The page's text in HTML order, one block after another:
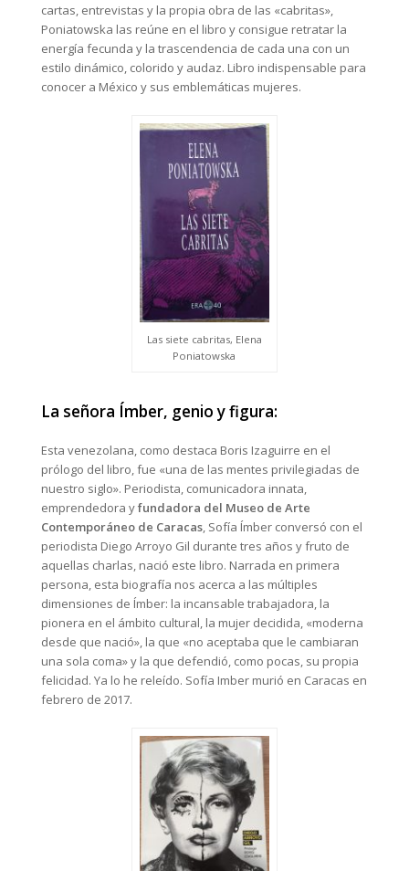
cartas, entrevistas y la propia obra de las «cabritas»,
Poniatowska las reúne en el libro y consigue retratar la
energía fecunda y la trascendencia de cada una con un
estilo dinámico, colorido y audaz. Libro indispensable para
conocer a México y sus emblemáticas mujeres.
Las siete cabritas, Elena
Poniatowska
La señora Ímber, genio y figura:
Esta venezolana, como destaca Boris Izaguirre en el
prólogo del libro, fue «una de las mentes privilegiadas de
nuestro siglo». Periodista, comunicadora innata,
emprendedora yfundadora del Museo de Arte
Contemporáneo de Caracas, Sofía Ímber conversó con el
periodista Diego Arroyo Gil durante tres años y fruto de
aquellas charlas, nació este libro. Narrada en primera
persona, esta biografía nos acerca a las múltiples
dimensiones de Ímber: la incansable trabajadora, la
pionera en el ámbito cultural, la mujer decidida, «moderna
desde que nació», la que «no aceptaba que le cambiaran
una sola coma» y la que defendió, como pocas, su propia
felicidad. Ya lo he releído. Sofía Imber murió en Caracas en
febrero de 2017.